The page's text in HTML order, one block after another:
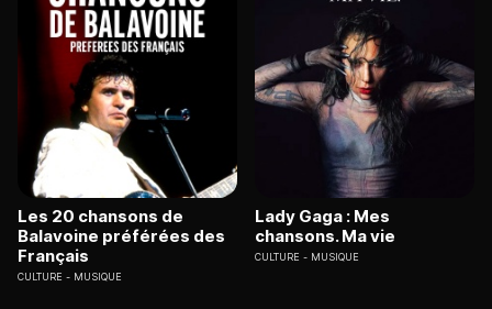
Les 20 chansons de
Balavoine préférées des
Français
CULTURE MUSIQUE
Lady Gaga : Mes
chansons. Ma vie
CULTURE MUSIQUE